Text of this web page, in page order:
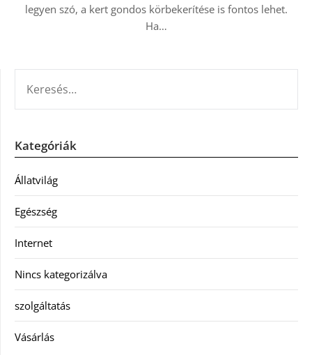
legyen szó, a kert gondos körbekerítése is fontos lehet.
Ha…
Kategóriák
Állatvilág
Egészség
Internet
Nincs kategorizálva
szolgáltatás
Vásárlás